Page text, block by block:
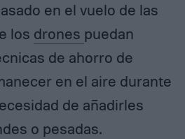
en el vuelo de las
los drones puedan
de ahorro de
en el aire durante
de añadirles
o pesadas.